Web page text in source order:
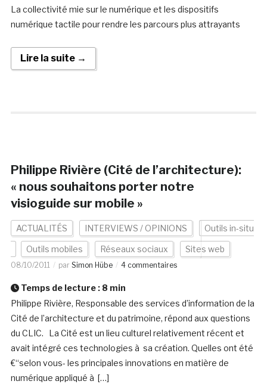
La collectivité mie sur le numérique et les dispositifs
numérique tactile pour rendre les parcours plus attrayants
Lire la suite →
Philippe Rivière (Cité de l’architecture):
« nous souhaitons porter notre
visioguide sur mobile »
ACTUALITÉS INTERVIEWS / OPINIONS Outils in-situ
Outils mobiles Réseaux sociaux Sites web
08/10/2011 par Simon Hübe 4 commentaires
Temps de lecture : 8 min
Philippe Rivière, Responsable des services d’information de la
Cité de l’architecture et du patrimoine, répond aux questions
du CLIC. La Cité est un lieu culturel relativement récent et
avait intégré ces technologies à sa création. Quelles ont été
€“selon vous- les principales innovations en matière de
numérique appliqué à […]